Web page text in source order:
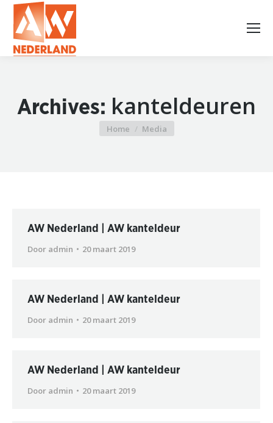
Archives: kanteldeuren
Je bent hier:
Home Media
AW Nederland | AW kanteldeur
Door admin 20 maart 2019
AW Nederland | AW kanteldeur
Door admin 20 maart 2019
AW Nederland | AW kanteldeur
Door admin 20 maart 2019